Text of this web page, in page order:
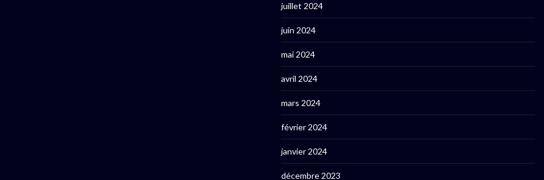
juillet 2024
juin 2024
mai 2024
avril 2024
mars 2024
février 2024
janvier 2024
décembre 2023